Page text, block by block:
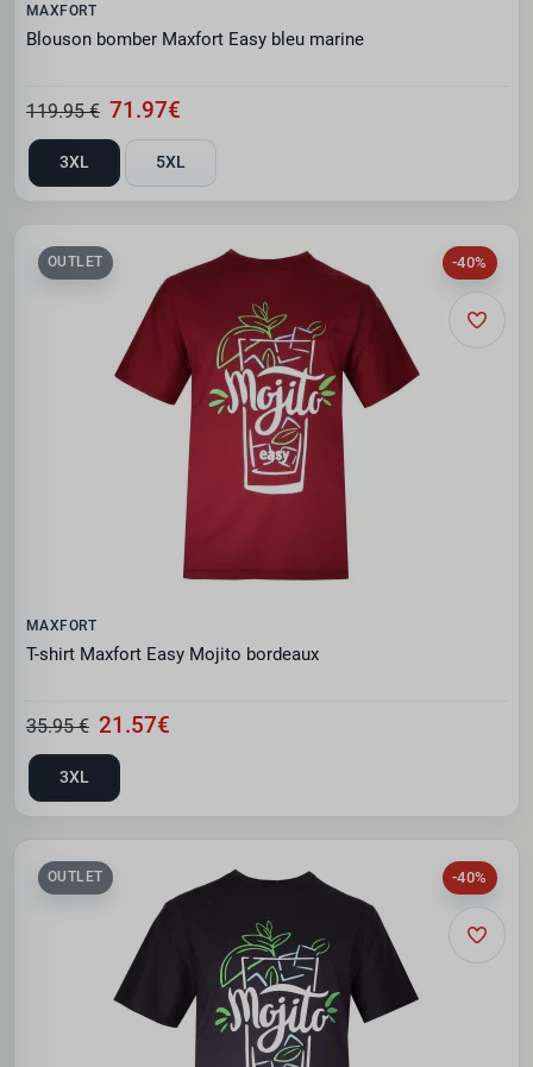
MAXFORT
Blouson bomber Maxfort Easy bleu marine
119.95 € 71.97€
3XL 5XL
-40%
OUTLET
MAXFORT
T-shirt Maxfort Easy Mojito bordeaux
35.95 € 21.57€
3XL
-40%
OUTLET